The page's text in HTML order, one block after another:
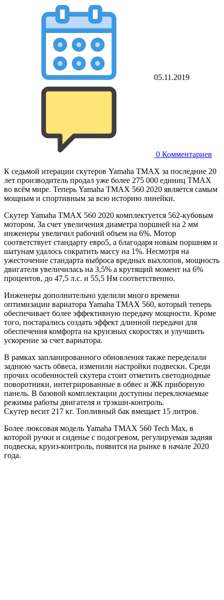
05.11.2019
0 Комментариев
К седьмой итерации скутеров Yamaha TMAX за последние 20
лет производитель продал уже более 275 000 единиц TMAX
во всём мире. Теперь Yamaha TMAX 560 2020 является самым
мощным и спортивным за всю историю линейки.
Скутер Yamaha TMAX 560 2020 комплектуется 562-кубовым
мотором. За счет увеличения диаметра поршней на 2 мм
инженеры увеличил рабочий объем на 6%. Мотор
соответствует стандарту евро5, а благодаря новым поршням и
шатунам удалось сократить массу на 1%. Несмотря на
ужесточение стандарта выброса вредных выхлопов, мощность
двигателя увеличилась на 3,5% а крутящий момент на 6%
процентов, до 47,5 л.с. и 55,5 Нм соответственно.
Инженеры дополнительно уделили много времени
оптимизации вариатора Yamaha TMAX 560, который теперь
обеспечивает более эффективную передачу мощности. Кроме
того, постарались создать эффект длинной передачи для
обеспечения комфорта на круизных скоростях и улучшить
ускорение за счет вариатора.
В рамках запланированного обновления также переделали
заднюю часть обвеса, изменили настройки подвески. Среди
прочих особенностей скутера стоит отметить светодиодные
поворотники, интегрированные в обвес и ЖК приборную
панель. В базовой комплектации доступны переключаемые
режимы работы двигателя и трэкшн-контроль.
Скутер весит 217 кг. Топливный бак вмещает 15 литров.
Более люксовая модель Yamaha TMAX 560 Tech Max, в
которой ручки и сиденье с подогревом, регулируемая задняя
подвеска, круиз-контроль, появится на рынке в начале 2020
года.